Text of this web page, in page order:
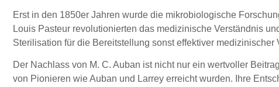
Erst in den 1850er Jahren wurde die mikrobiologische
Louis Pasteur revolutionierten das medizinische Verständnis
Sterilisation für die Bereitstellung sonst effektiver medizinischer
Der Nachlass von M. C. Auban ist nicht nur ein wertvoller
von Pionieren wie Auban und Larrey erreicht wurden. Ihre